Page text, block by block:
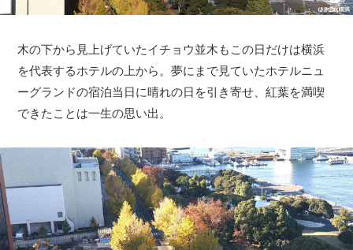
木の下から見上げていたイチョウ並木もこの日だけは横浜
を代表するホテルの上から。夢にまで見ていたホテルニュ
ーグランドの宿泊当日に晴れの日を引き寄せ、紅葉を満喫
できたことは一生の思い出。